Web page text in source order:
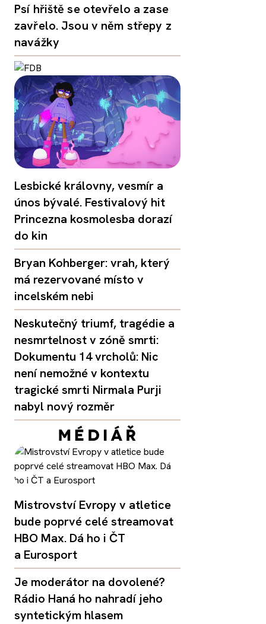
Psí hřiště se otevřelo a zase
zavřelo. Jsou v něm střepy z
navážky
Lesbické královny, vesmír a
únos bývalé. Festivalový hit
Princezna kosmolesba dorazí
do kin
Bryan Kohberger: vrah, který
má rezervované místo v
incelském nebi
Neskutečný triumf, tragédie a
nesmrtelnost v zóně smrti:
Dokumentu 14 vrcholů: Nic
není nemožné v kontextu
tragické smrti Nirmala Purji
nabyl nový rozměr
Mistrovství Evropy v atletice
bude poprvé celé streamovat
HBO Max. Dá ho i ČT
a Eurosport
Je moderátor na dovolené?
Rádio Haná ho nahradí jeho
syntetickým hlasem